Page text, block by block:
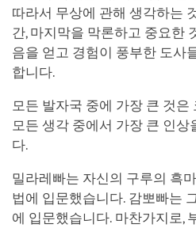
따라서 무상에 관해 생각하는
간, 마지막을 막론하고 중요한
음을 얻고 경험이 풍부한 도사
합니다.
모든 발자국 중에 가장 큰 것은
모든 생각 중에서 가장 큰 인상
다.
밀라레빠는 자신의 구루의 흑
법에 입문했습니다. 감뽀빠는
에 입문했습니다. 마찬가지로,